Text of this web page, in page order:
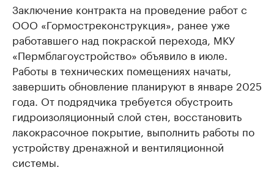
Заключение контракта на проведение работ с
ООО «Гормостреконструкция», ранее уже
работавшего над покраской перехода, МКУ
«Пермблагоустройство» объявило в июле.
Работы в технических помещениях начаты,
завершить обновление планируют в январе 2025
года. От подрядчика требуется обустроить
гидроизоляционный слой стен, восстановить
лакокрасочное покрытие, выполнить работы по
устройству дренажной и вентиляционной
системы.